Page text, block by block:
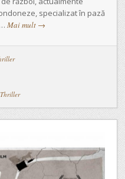
specializat în pază
Mai mult →
Thriller